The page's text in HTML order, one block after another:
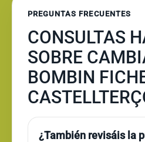
PREGUNTAS FRECUENTES
CONSULTAS
SOBRE
BOMBIN
¿También revisáis la